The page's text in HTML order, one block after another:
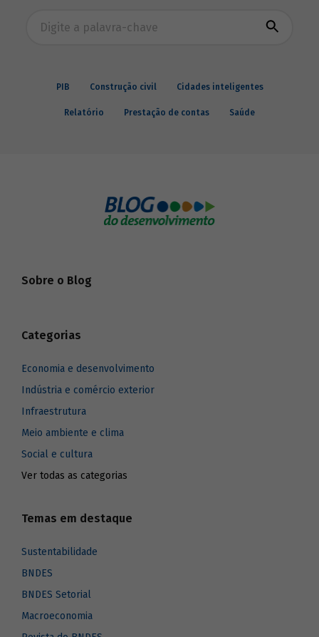
PIB Construção civil Cidades inteligentes
Relatório Prestação de contas Saúde
Sobre o Blog
Categorias
Economia e desenvolvimento
Indústria e comércio exterior
Infraestrutura
Meio ambiente e clima
Social e cultura
Ver todas as categorias
Temas em destaque
Sustentabilidade
BNDES
BNDES Setorial
Macroeconomia